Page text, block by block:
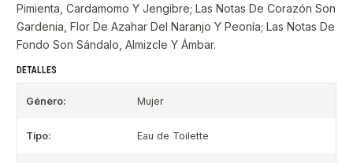
Pimienta, Cardamomo Y Jengibre; Las Notas De Corazón Son
Gardenia, Flor De Azahar Del Naranjo Y Peonía; Las Notas De
Fondo Son Sándalo, Almizcle Y Ámbar.
DETALLES
Género: Mujer
Tipo: Eau de Toilette